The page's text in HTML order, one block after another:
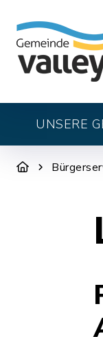
UNSERE